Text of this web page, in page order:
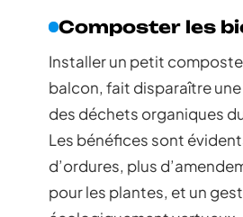
Composter les
Installer un petit
balcon, fait disparaître
des déchets organiques
Les bénéfices sont
d’ordures, plus
pour les plantes, et un